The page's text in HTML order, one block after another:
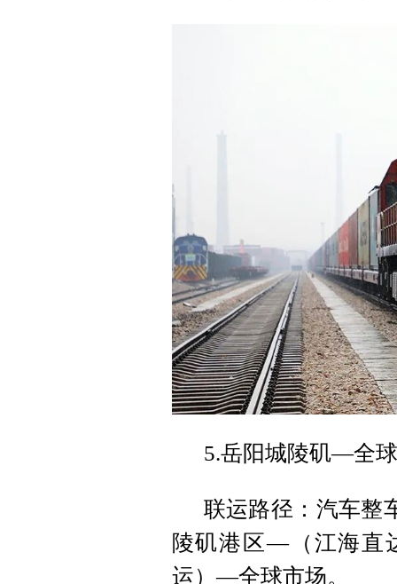
5.岳阳城陵矶—全
联运路径：汽车
陵矶港区—（江海
运）—全球市场。